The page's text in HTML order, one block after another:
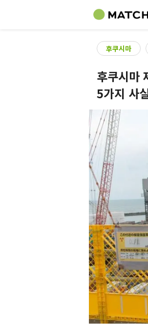
후쿠시마
후쿠시마
5가지 사